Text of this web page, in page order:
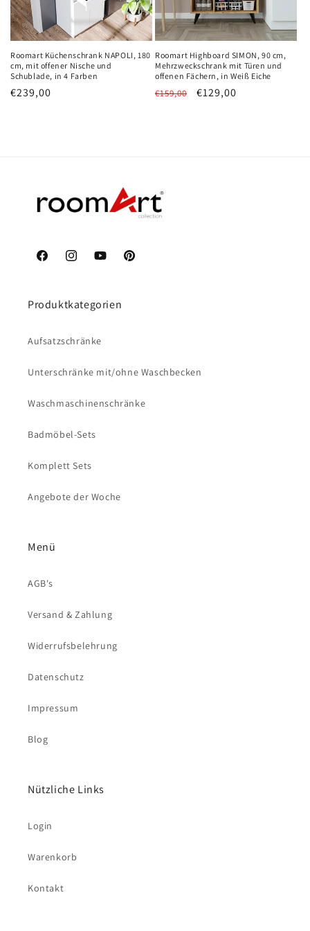
e
:
Roomart Küchenschrank NAPOLI, 180
cm, mit offener Nische und
Schublade, in 4 Farben
Normaler
€239,00
Roomart Highboard SIMON, 90 cm,
Mehrzweckschrank mit Türen und
offenen Fächern, in Weiß Eiche
Normaler
€159,00 Verkaufspreis
€129,00
FacebookInstagramYouTubePinterest
Produktkategorien
Aufsatzschränke
Unterschränke mit/ohne Waschbecken
Waschmaschinenschränke
Badmöbel-Sets
Komplett Sets
Angebote der Woche
Menü
AGB's
Versand & Zahlung
Widerrufsbelehrung
Datenschutz
Impressum
Blog
Nützliche Links
Login
Warenkorb
Kontakt